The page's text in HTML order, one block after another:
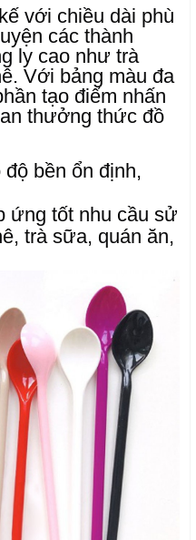
với chiều dài phù
các thành
ly cao như trà
Với bảng màu đa
tạo điểm nhấn
thưởng thức đồ
bền ổn định,
ứng tốt nhu cầu sử
trà sữa, quán ăn,